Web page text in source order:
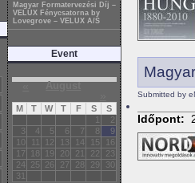
Magyar Formatervezési Díj –
VELUX Fénycsatorna by
Lovegrove – VELUX A/S
Event
« August
M T W T F S
S
1
2
3
4 5 6 7 8
9
10
11 12 13 14 15
16
17
18 19 20 21 22
23
24
25 26 27 28 29
30
31
Submitted by
Időpont: